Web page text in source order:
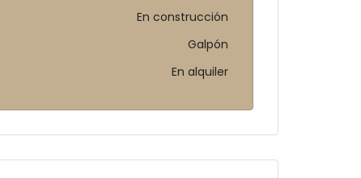
En construcción
Galpón
En alquiler